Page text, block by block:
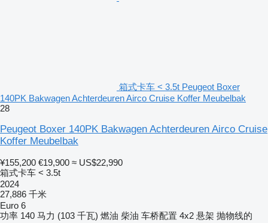
箱式卡车 < 3.5t Peugeot Boxer
140PK Bakwagen Achterdeuren Airco Cruise Koffer Meubelbak
28
Peugeot Boxer 140PK Bakwagen Achterdeuren Airco Cruise
Koffer Meubelbak
¥155,200 €19,900 ≈ US$22,990
箱式卡车 < 3.5t
2024
27,886 千米
Euro 6
功率 140 马力 (103 千瓦) 燃油 柴油 车桥配置 4x2 悬架 抛物线的